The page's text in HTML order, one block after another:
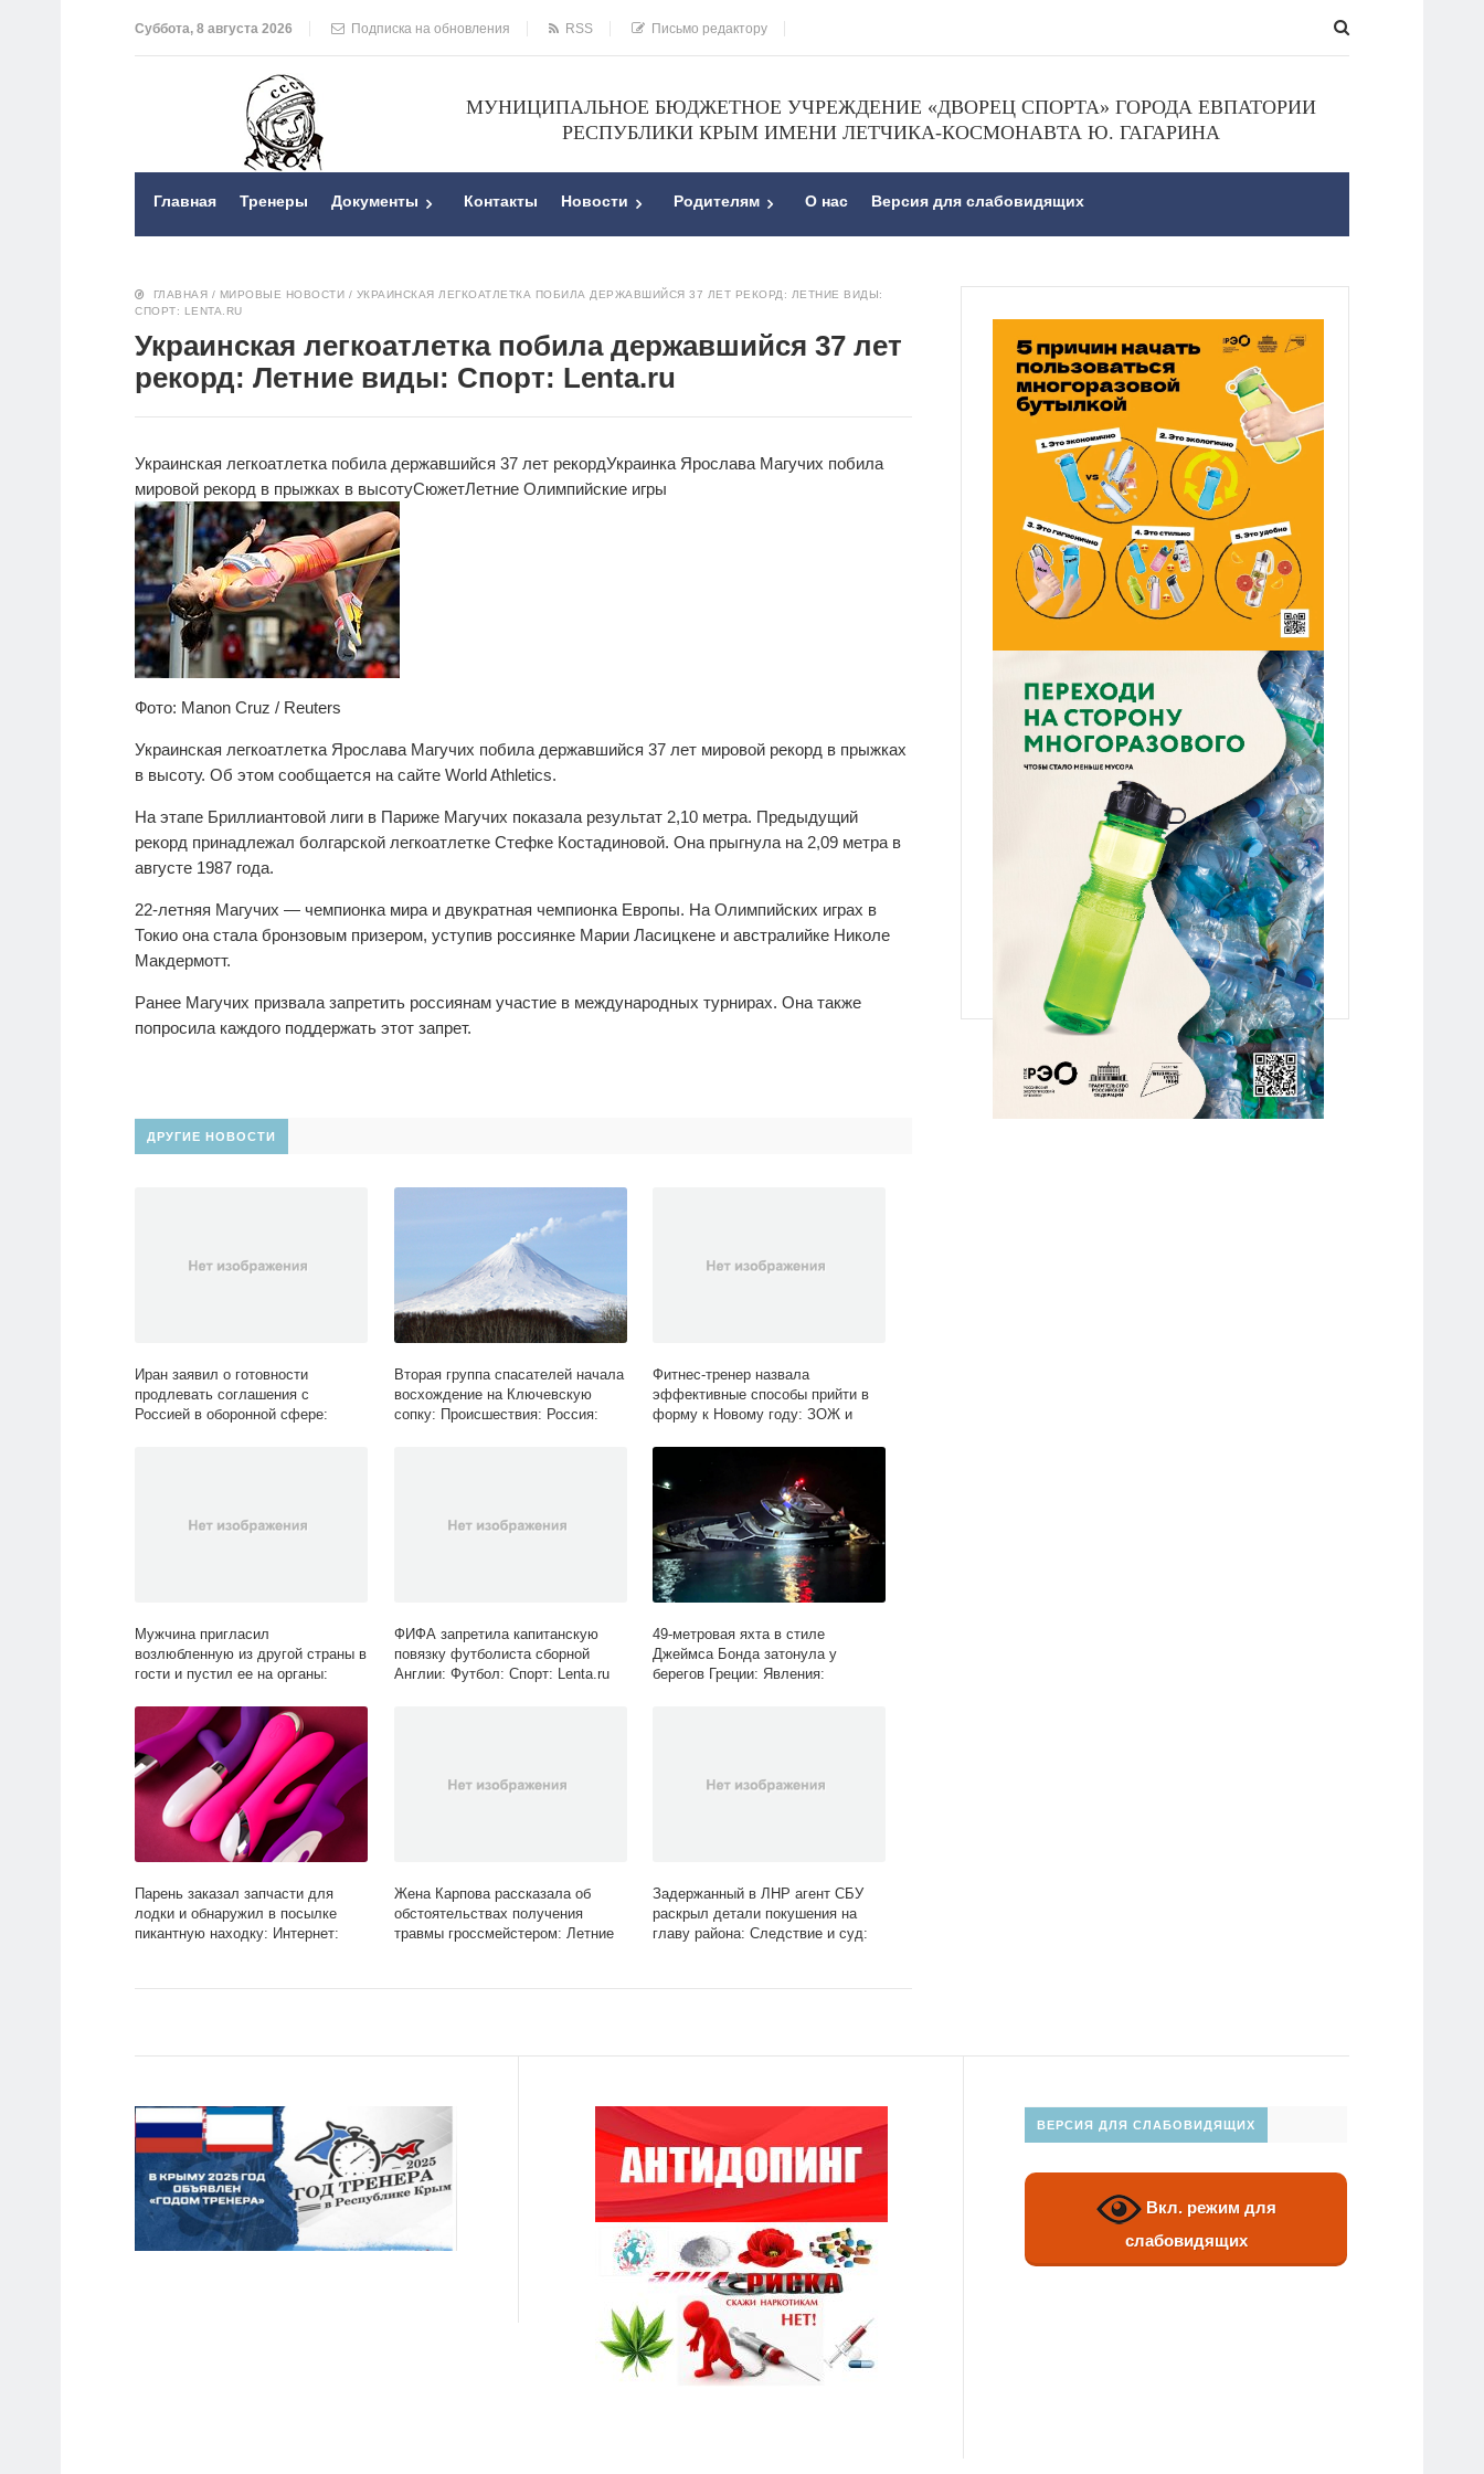
Суббота, 8 августа 2026 Подписка на обновления RSS Письмо редактору
МУНИЦИПАЛЬНОЕ БЮДЖЕТНОЕ УЧРЕЖДЕНИЕ «ДВОРЕЦ СПОРТА» ГОРОДА ЕВПАТОРИИ
РЕСПУБЛИКИ КРЫМ ИМЕНИ ЛЕТЧИКА-КОСМОНАВТА Ю. ГАГАРИНА
Главная Тренеры Документы Контакты Новости Родителям О нас Версия для слабовидящих
ГЛАВНАЯ / МИРОВЫЕ НОВОСТИ / УКРАИНСКАЯ ЛЕГКОАТЛЕТКА ПОБИЛА ДЕРЖАВШИЙСЯ 37 ЛЕТ РЕКОРД: ЛЕТНИЕ ВИДЫ:
СПОРТ: LENTA.RU
Украинская легкоатлетка побила державшийся 37 лет
рекорд: Летние виды: Спорт: Lenta.ru
Украинская легкоатлетка побила державшийся 37 лет рекордУкраинка Ярослава Магучих побила
мировой рекорд в прыжках в высотуСюжетЛетние Олимпийские игры
Фото: Manon Cruz / Reuters
Украинская легкоатлетка Ярослава Магучих побила державшийся 37 лет мировой рекорд в прыжках
в высоту. Об этом сообщается на сайте World Athletics.
На этапе Бриллиантовой лиги в Париже Магучих показала результат 2,10 метра. Предыдущий
рекорд принадлежал болгарской легкоатлетке Стефке Костадиновой. Она прыгнула на 2,09 метра в
августе 1987 года.
22-летняя Магучих — чемпионка мира и двукратная чемпионка Европы. На Олимпийских играх в
Токио она стала бронзовым призером, уступив россиянке Марии Ласицкене и австралийке Николе
Макдермотт.
Ранее Магучих призвала запретить россиянам участие в международных турнирах. Она также
попросила каждого поддержать этот запрет.
ДРУГИЕ НОВОСТИ
Иран заявил о готовности
продлевать соглашения с
Россией в оборонной сфере:
Вторая группа спасателей начала
восхождение на Ключевскую
сопку: Происшествия: Россия:
Фитнес-тренер назвала
эффективные способы прийти в
форму к Новому году: ЗОЖ и
Мужчина пригласил
возлюбленную из другой страны в
гости и пустил ее на органы:
ФИФА запретила капитанскую
повязку футболиста сборной
Англии: Футбол: Спорт: Lenta.ru
49-метровая яхта в стиле
Джеймса Бонда затонула у
берегов Греции: Явления:
Парень заказал запчасти для
лодки и обнаружил в посылке
пикантную находку: Интернет:
Жена Карпова рассказала об
обстоятельствах получения
травмы гроссмейстером: Летние
Задержанный в ЛНР агент СБУ
раскрыл детали покушения на
главу района: Следствие и суд:
ВЕРСИЯ ДЛЯ СЛАБОВИДЯЩИХ
Вкл. режим для
слабовидящих